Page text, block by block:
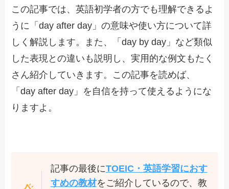
この記事では、英語初学者の方でも理解できるよ
うに「day after day」の意味や使い方について詳
しく解説します。また、「day by day」など類似
した表現との違いも説明し、実用的な例文もたく
さん紹介していきます。この記事を読めば、
「day after day」を自信を持って使えるようにな
りますよ。
記事の最後にTOEIC・英語学習におす
すめの教材をご紹介しているので、教